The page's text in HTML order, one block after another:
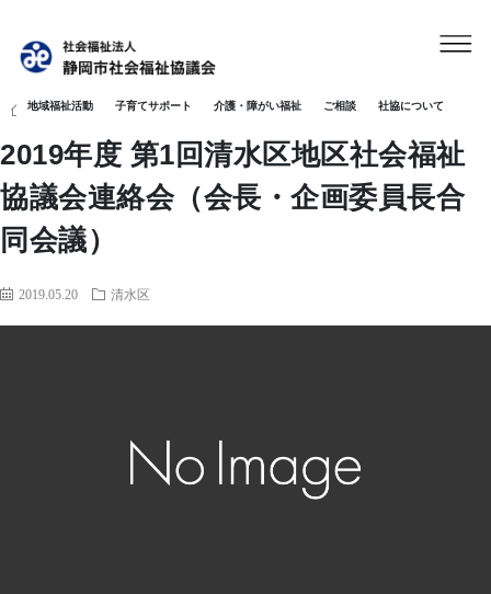
地域福祉活動 子育てサポート 介護・障がい福祉 ご相談 社協について
HOME 清水区 2019年度 第1回清水区地区社会福祉協議会連絡会（
2019年度 第1回清水区地区社会福祉
協議会連絡会（会長・企画委員長合
同会議）
2019.05.20 清水区